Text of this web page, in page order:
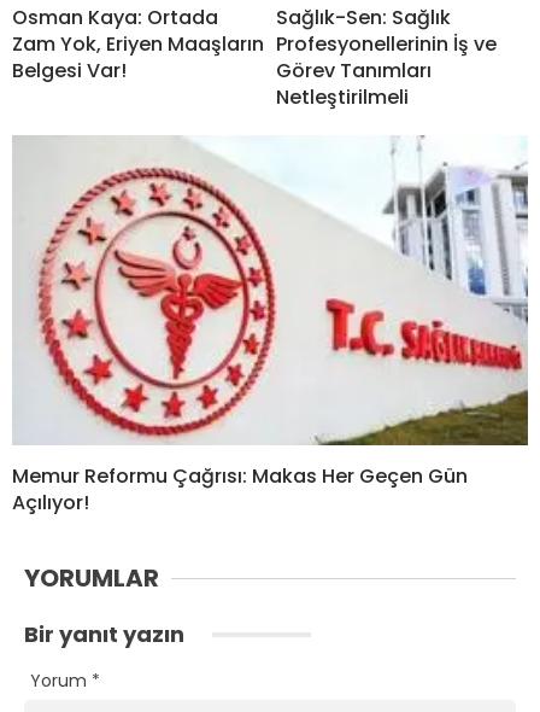
Osman Kaya: Ortada
Zam Yok, Eriyen Maaşların
Belgesi Var!
Sağlık-Sen: Sağlık
Profesyonellerinin İş ve
Görev Tanımları
Netleştirilmeli
Memur Reformu Çağrısı: Makas Her Geçen Gün
Açılıyor!
YORUMLAR
Bir yanıt yazın
Yorum *